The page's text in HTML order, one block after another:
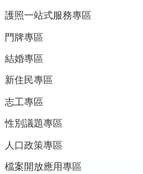
護照一站式服務專區
門牌專區
結婚專區
新住民專區
志工專區
性別議題專區
人口政策專區
檔案開放應用專區